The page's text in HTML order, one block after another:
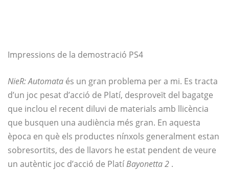
Impressions de la demostració PS4
NieR: Automata és un gran problema per a mi. Es tracta
d’un joc pesat d’acció de Platí, desproveït del bagatge
que inclou el recent diluvi de materials amb llicència
que busquen una audiència més gran. En aquesta
època en què els productes nínxols generalment estan
sobresortits, des de llavors he estat pendent de veure
un autèntic joc d’acció de PlatíBayonetta 2 .